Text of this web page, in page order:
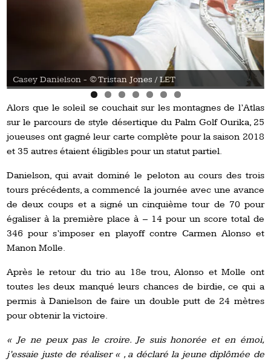
Casey Danielson - © Tristan Jones / LET
Alors que le soleil se couchait sur les montagnes de l’Atlas
sur le parcours de style désertique du Palm Golf Ourika, 25
joueuses ont gagné leur carte complète pour la saison 2018
et 35 autres étaient éligibles pour un statut partiel.
Danielson, qui avait dominé le peloton au cours des trois
tours précédents, a commencé la journée avec une avance
de deux coups et a signé un cinquième tour de 70 pour
égaliser à la première place à – 14 pour un score total de
346 pour s’imposer en playoff contre Carmen Alonso et
Manon Molle.
Après le retour du trio au 18e trou, Alonso et Molle ont
toutes les deux manqué leurs chances de birdie, ce qui a
permis à Danielson de faire un double putt de 24 mètres
pour obtenir la victoire.
« Je ne peux pas le croire. Je suis honorée et en émoi,
j’essaie juste de réaliser « , a déclaré la jeune diplômée de